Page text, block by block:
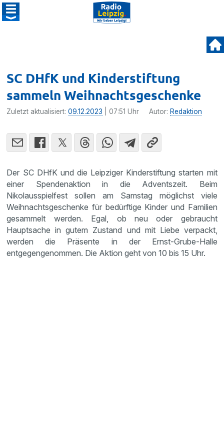
SC DHfK und Kinderstiftung
sammeln Weihnachtsgeschenke
Zuletzt aktualisiert:09.12.2023 | 07:51 Uhr Autor: Redaktion
Der SC DHfK und die Leipziger Kinderstiftung starten mit
einer Spendenaktion in die Adventszeit. Beim
Nikolausspielfest sollen am Samstag möglichst viele
Weihnachtsgeschenke für bedürftige Kinder und Familien
gesammelt werden. Egal, ob neu oder gebraucht
Hauptsache in gutem Zustand und mit Liebe verpackt,
werden die Präsente in der Ernst-Grube-Halle
entgegengenommen. Die Aktion geht von 10 bis 15 Uhr.